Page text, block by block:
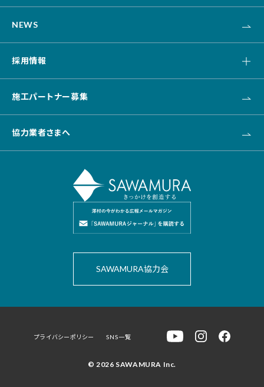
NEWS
採用情報
キャリア採用
新卒採用
施工パートナー募集
協力業者さまへ
SAWAMURA協力会
© 2026 SAWAMURA Inc.
プライバシーポリシー SNS一覧